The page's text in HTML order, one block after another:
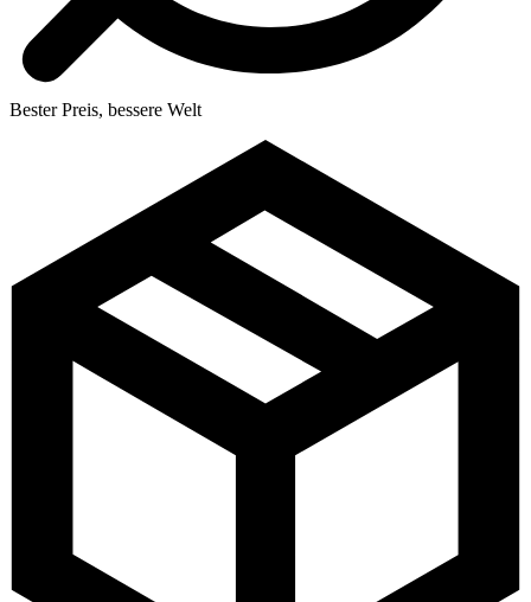
Bester Preis, bessere Welt